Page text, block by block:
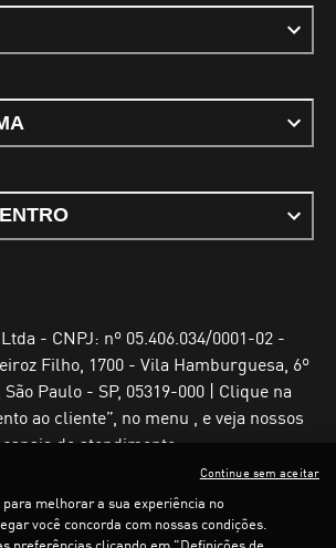
- CNPJ: nº 05.406.034/0001-02 -
Filho, 1700 - Vila Hamburguesa, 6º
Paulo - SP, 05319-000 | Clique na
ao cliente”, no menu , e veja nossos
canais de atendimento
melhorar a sua experiência no
você concorda com nossas condições.
Continue sem aceitar